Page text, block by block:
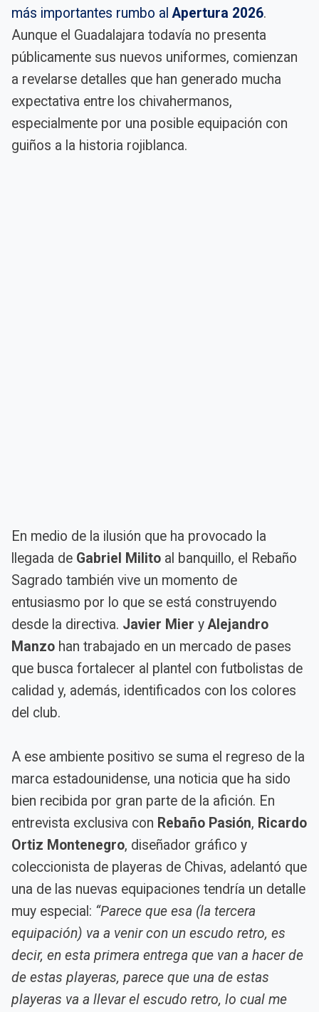
más importantes rumbo al Apertura 2026.
Aunque el Guadalajara todavía no presenta
públicamente sus nuevos uniformes, comienzan
a revelarse detalles que han generado mucha
expectativa entre los chivahermanos,
especialmente por una posible equipación con
guiños a la historia rojiblanca.
En medio de la ilusión que ha provocado la
llegada de Gabriel Milito al banquillo, el Rebaño
Sagrado también vive un momento de
entusiasmo por lo que se está construyendo
desde la directiva. Javier Mier y Alejandro
Manzo han trabajado en un mercado de pases
que busca fortalecer al plantel con futbolistas de
calidad y, además, identificados con los colores
del club.
A ese ambiente positivo se suma el regreso de la
marca estadounidense, una noticia que ha sido
bien recibida por gran parte de la afición. En
entrevista exclusiva con Rebaño Pasión, Ricardo
Ortiz Montenegro, diseñador gráfico y
coleccionista de playeras de Chivas, adelantó que
una de las nuevas equipaciones tendría un detalle
muy especial: “Parece que esa (la tercera
equipación) va a venir con un escudo retro, es
decir, en esta primera entrega que van a hacer de
de estas playeras, parece que una de estas
playeras va a llevar el escudo retro, lo cual me